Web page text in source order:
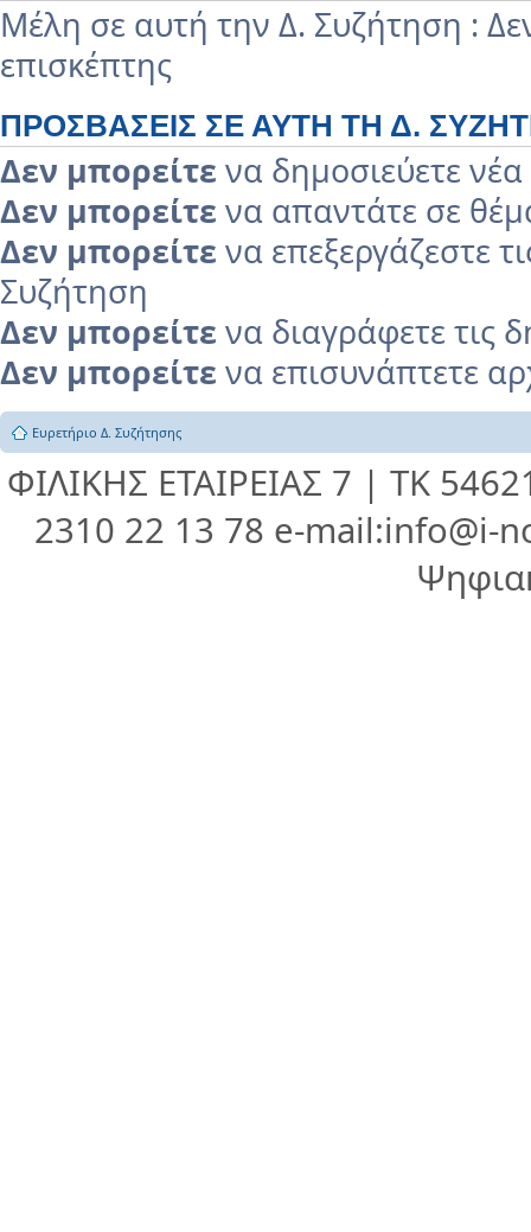
Μέλη σε αυτή την Δ. Συζήτηση :
επισκέπτης
ΠΡΟΣΒΆΣΕΙΣ ΣΕ ΑΥΤΉ ΤΗ Δ.
Δεν μπορείτε να δημοσιεύετε
Δεν μπορείτε να απαντάτε σε
Δεν μπορείτε να επεξεργάζεστε
Συζήτηση
Δεν μπορείτε να διαγράφετε τις
Δεν μπορείτε να επισυνάπτετε
Ευρετήριο Δ. Συζήτησης
ΦΙΛΙΚΗΣ ΕΤΑΙΡΕΙΑΣ 7 | ΤΚ
2310 22 13 78 e-mail:info@i-